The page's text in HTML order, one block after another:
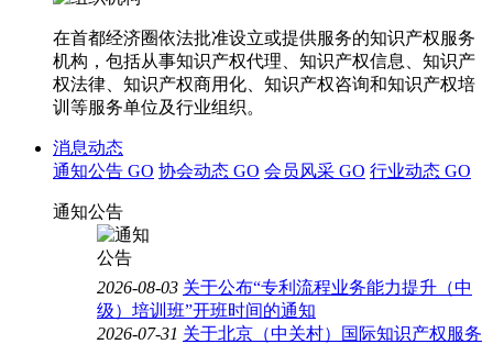
在首都经济圈依法批准设立或提供服务的知识产权服务
机构，包括从事知识产权代理、知识产权信息、知识产
权法律、知识产权商用化、知识产权咨询和知识产权培
训等服务单位及行业组织。
消息动态
通知公告 GO 协会动态 GO 会员风采 GO 行业动态 GO
通知公告
2026-08-03 关于公布“专利流程业务能力提升（中
级）培训班”开班时间的通知
2026-07-31 关于北京（中关村）国际知识产权服务